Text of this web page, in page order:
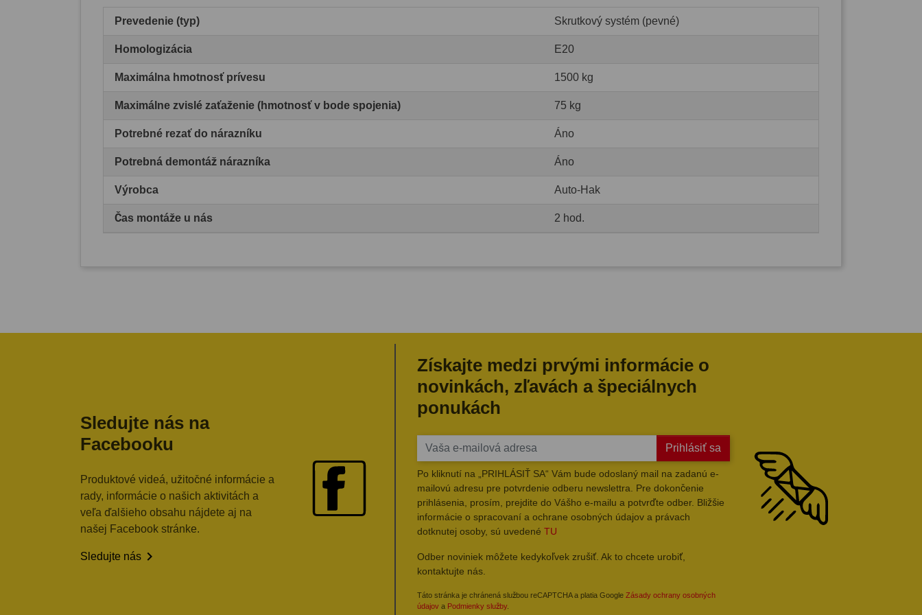
Prevedenie (typ) Skrutkový systém (pevné)
Homologizácia E20
Maximálna hmotnosť prívesu 1500 kg
Maximálne zvislé zaťaženie (hmotnosť v bode spojenia) 75 kg
Potrebné rezať do nárazníku Áno
Potrebná demontáž nárazníka Áno
Výrobca Auto-Hak
Čas montáže u nás 2 hod.
Sledujte nás na
Facebooku
Produktové videá, užitočné informácie a
rady, informácie o našich aktivitách a
veľa ďalšieho obsahu nájdete aj na
našej Facebook stránke.
Sledujte nás 
Získajte medzi prvými informácie o
novinkách, zľavách a špeciálnych
ponukách
Prihlásiť sa
Po kliknutí na „PRIHLÁSIŤ SA“ Vám bude odoslaný mail na zadanú e-
mailovú adresu pre potvrdenie odberu newslettra. Pre dokončenie
prihlásenia, prosím, prejdite do Vášho e-mailu a potvrďte odber. Bližšie
informácie o spracovaní a ochrane osobných údajov a právach
dotknutej osoby, sú uvedené TU
Odber noviniek môžete kedykoľvek zrušiť. Ak to chcete urobiť,
kontaktujte nás.
Táto stránka je chránená službou reCAPTCHA a platia Google Zásady ochrany osobných
údajov a Podmienky služby.